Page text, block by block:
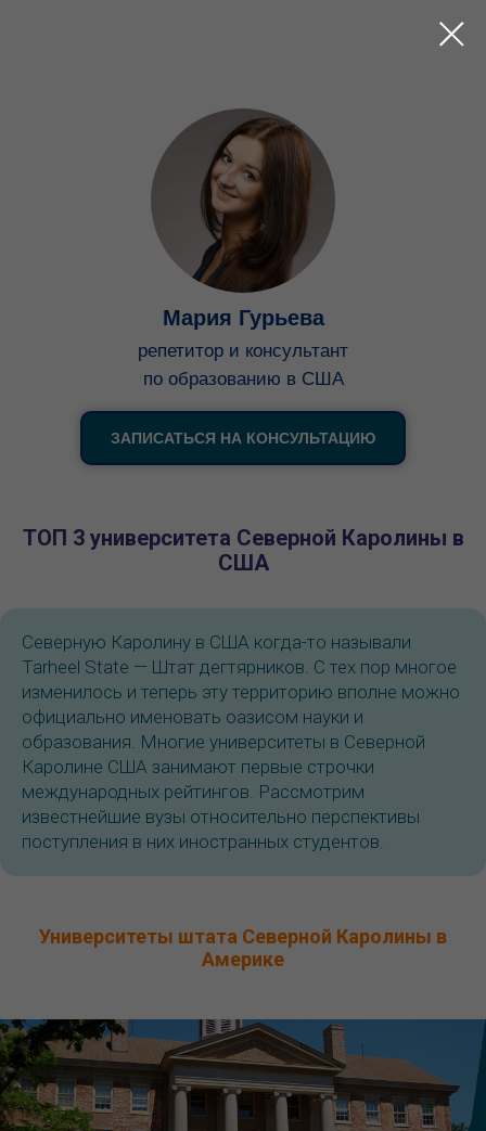
Мария Гурьева
репетитор и консультант
по образованию в США
ЗАПИСАТЬСЯ НА КОНСУЛЬТАЦИЮ
ТОП 3 университета Северной Каролины в
США
Северную Каролину в США когда-то называли
Tarheel State — Штат дегтярников. С тех пор многое
изменилось и теперь эту территорию вполне можно
официально именовать оазисом науки и
образования. Многие университеты в Северной
Каролине США занимают первые строчки
международных рейтингов. Рассмотрим
известнейшие вузы относительно перспективы
поступления в них иностранных студентов.
Университеты штата Северной Каролины в
Америке